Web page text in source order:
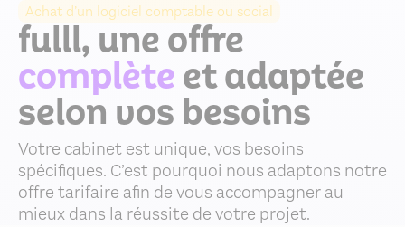
Achat d’un logiciel comptable ou social
fulll, une offre
complèteet adaptée
selon vos besoins
Votre cabinet est unique, vos besoins
spécifiques. C’est pourquoi nous adaptons notre
offre tarifaire afin de vous accompagner au
mieux dans la réussite de votre projet.